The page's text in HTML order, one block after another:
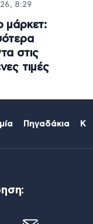
8:29
μάρκετ:
στις
τιμές
Πηγαδάκια